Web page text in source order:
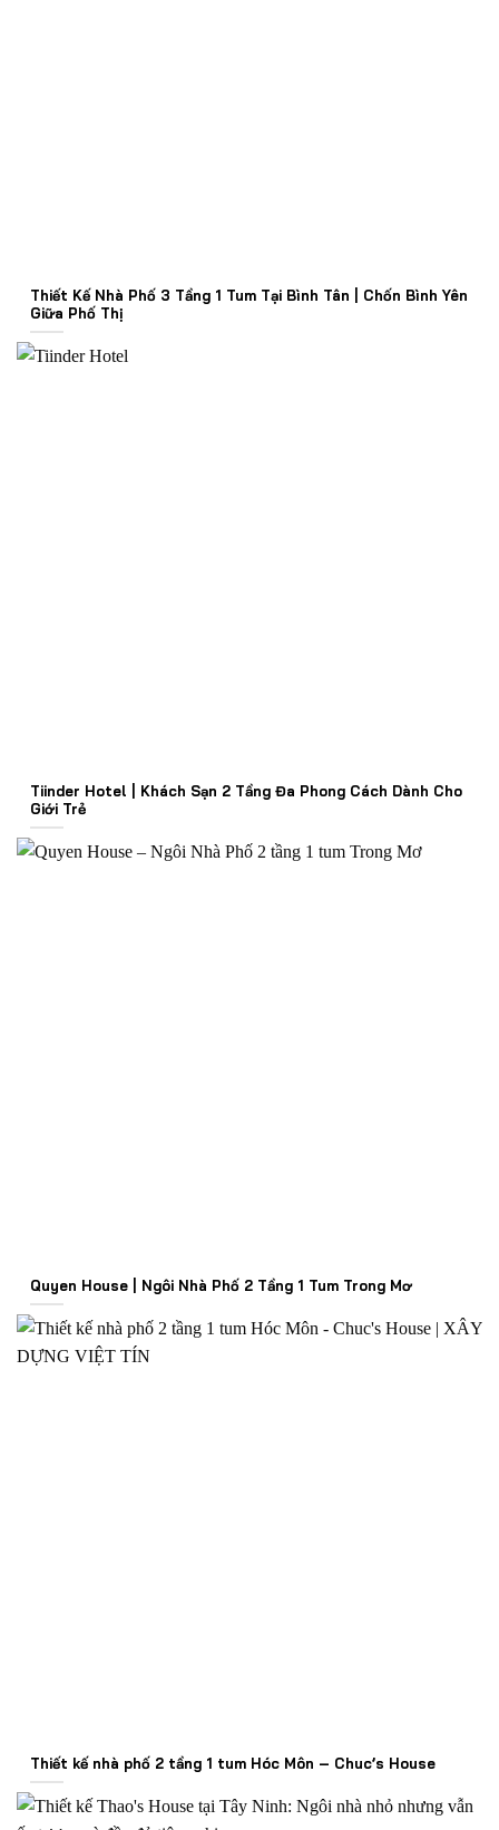
Thiết Kế Nhà Phố 3 Tầng 1 Tum Tại Bình Tân | Chốn Bình Yên
Giữa Phố Thị
Tiinder Hotel | Khách Sạn 2 Tầng Đa Phong Cách Dành Cho
Giới Trẻ
Quyen House | Ngôi Nhà Phố 2 Tầng 1 Tum Trong Mơ
Thiết kế nhà phố 2 tầng 1 tum Hóc Môn – Chuc’s House